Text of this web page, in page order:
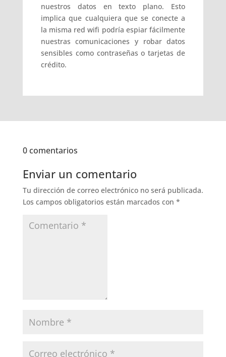
nuestros datos en texto plano. Esto
implica que cualquiera que se conecte a
la misma red wifi podría espiar fácilmente
nuestras comunicaciones y robar datos
sensibles como contraseñas o tarjetas de
crédito.
0 comentarios
Enviar un comentario
Tu dirección de correo electrónico no será publicada.
Los campos obligatorios están marcados con *